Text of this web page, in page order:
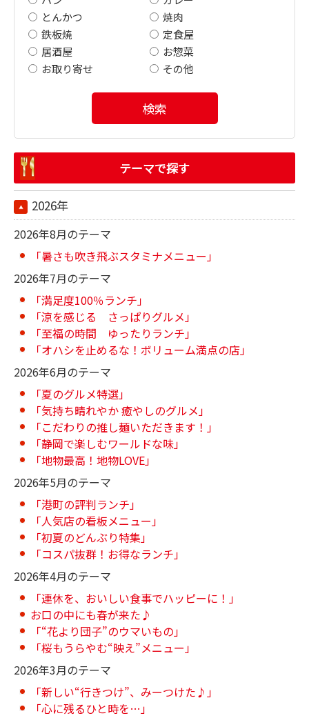
とんかつ
焼肉
鉄板焼
定食屋
居酒屋
お惣菜
お取り寄せ
その他
検索
テーマで探す
2026年
2026年8月のテーマ
「暑さも吹き飛ぶスタミナメニュー」
2026年7月のテーマ
「満足度100％ランチ」
「涼を感じる さっぱりグルメ」
「至福の時間 ゆったりランチ」
「オハシを止めるな！ボリューム満点の店」
2026年6月のテーマ
「夏のグルメ特選」
「気持ち晴れやか 癒やしのグルメ」
「こだわりの推し麺いただきます！」
「静岡で楽しむワールドな味」
「地物最高！地物LOVE」
2026年5月のテーマ
「港町の評判ランチ」
「人気店の看板メニュー」
「初夏のどんぶり特集」
「コスパ抜群！お得なランチ」
2026年4月のテーマ
「連休を、おいしい食事でハッピーに！」
お口の中にも春が来た♪
「“花より団子”のウマいもの」
「桜もうらやむ“映え”メニュー」
2026年3月のテーマ
「新しい“行きつけ”、みーつけた♪」
「心に残るひと時を…」